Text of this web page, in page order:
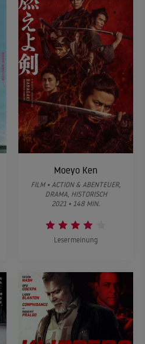
Moeyo Ken
FILM • ACTION & ABENTEUER,
DRAMA, HISTORISCH
2021 • 148 MIN.
Lesermeinung